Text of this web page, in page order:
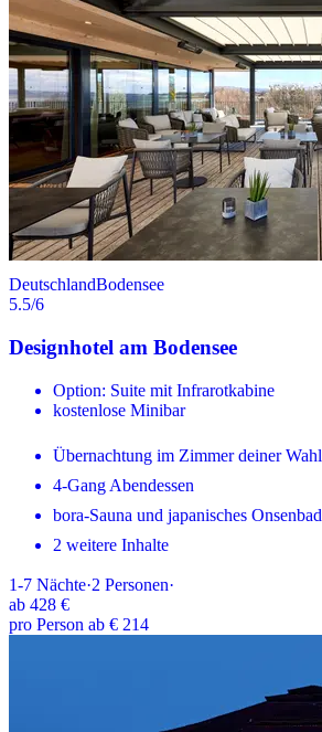
DeutschlandBodensee
5.5/6
Designhotel am Bodensee
Option: Suite mit Infrarotkabine
kostenlose Minibar
Übernachtung im Zimmer deiner Wahl
4-Gang Abendessen
bora-Sauna und japanisches Onsenbad
2 weitere Inhalte
1-7 Nächte·2 Personen·
ab 428 €
pro Person ab € 214